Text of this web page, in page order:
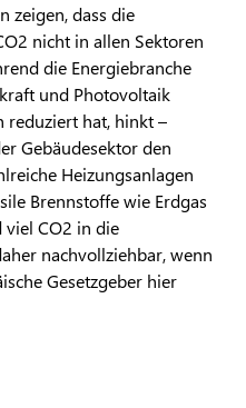
zeigen, dass die
nicht in allen Sektoren
die Energiebranche
und Photovoltaik
reduziert hat, hinkt –
Gebäudesektor den
Heizungsanlagen
Brennstoffe wie Erdgas
viel CO2 in die
nachvollziehbar, wenn
Gesetzgeber hier